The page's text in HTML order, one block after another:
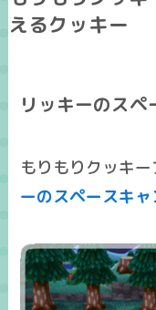
えるクッキー
リッキーのスペ
もりもりクッキ
ーのスペースキ